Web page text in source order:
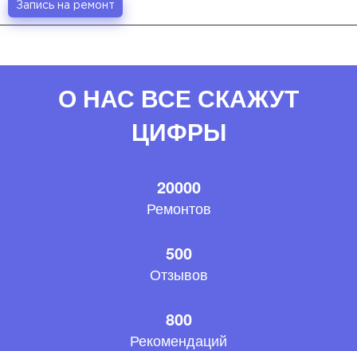
Запись на ремонт
О НАС ВСЕ СКАЖУТ
ЦИФРЫ
20000
Ремонтов
500
Отзывов
800
Рекомендаций